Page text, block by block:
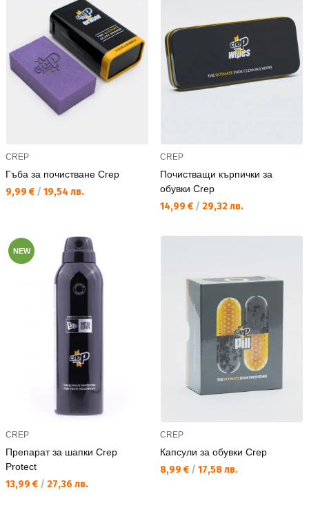
CREP
Гъба за почистване Crep
Текуща цена:
9,99 € / 19,54 лв.
CREP
Почистващи кърпички за
обувки Crep
Текуща цена:
14,99 € / 29,32 лв.
NEW
CREP
Препарат за шапки Crep
Protect
Текуща цена:
13,99 € / 27,36 лв.
CREP
Капсули за обувки Crep
Текуща цена:
8,99 € / 17,58 лв.